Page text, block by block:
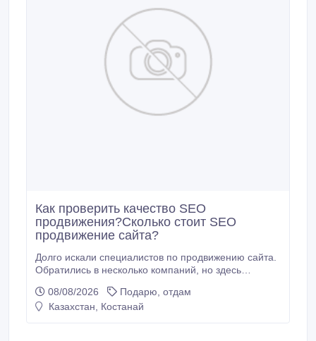
Как проверить качество SEO
продвижения?Сколько стоит SEO
продвижение сайта?
Долго искали специалистов по продвижению сайта.
Обратились в несколько компаний, но здесь
результаты. Работа выполнена качественно,
позиции сайта начали расти. оптимизация сайта.
08/08/2026
Подарю, отдам
Казахстан, Костанай